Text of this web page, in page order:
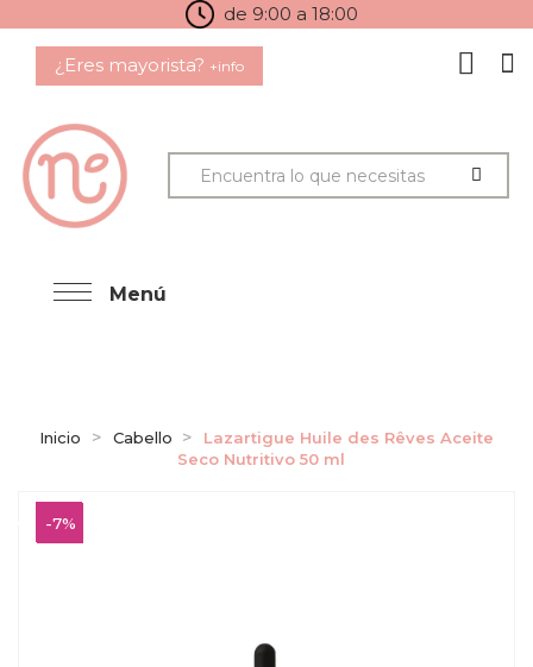
de 9:00 a 18:00
¿Eres mayorista? +info
Menú
Inicio Cabello
Lazartigue Huile des Rêves Aceite
Seco Nutritivo 50 ml
-7%
-7%